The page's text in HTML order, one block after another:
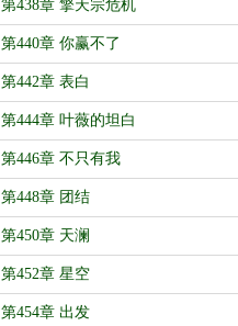
第438章 擎天宗危机
第440章 你赢不了
第442章 表白
第444章 叶薇的坦白
第446章 不只有我
第448章 团结
第450章 天澜
第452章 星空
第454章 出发